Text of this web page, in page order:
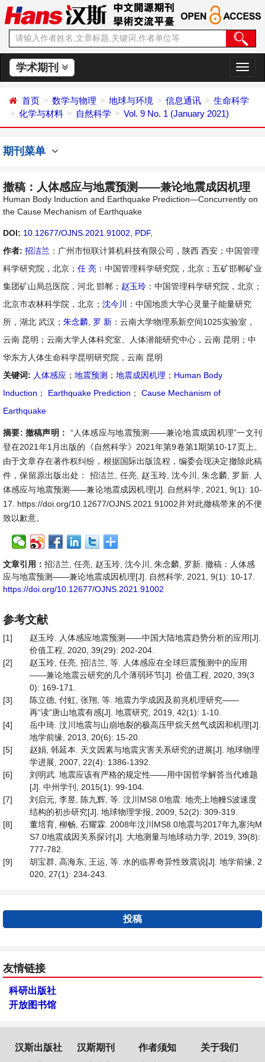
学术期刊
切
换
航
首页 数学与物理 地球与环境 信息通讯
生命科学
化学与材料
自然科学 Vol. 9 No. 1 (January 2021)
期刊菜单
撤稿：人体感应与地震预测——兼论地震成因机理
Human Body Induction and Earthquake Prediction—Concurrently on
the Cause Mechanism of Earthquake
DOI: 10.12677/OJNS.2021.91002 PDF,
作者: 招洁兰 ：广州市恒联计算机科技有限公司，陕西 西安；中国管理
科学研究院，北京； 任 亮 ：中国管理科学研究院，北京；五矿邯郸矿业
集团矿山局总医院，河北 邯郸； 赵玉玲 ：中国管理科学研究院，北京；
北京市农林科学院，北京； 沈今川
：中国地质大学心灵量子能量研究
所，湖北 武汉； 朱念麟 罗 新 ：云南大学物理系新空间1025实验室，
云南 昆明；云南大学人体科究室、人体潜能研究中心，云南 昆明；中
华东方人体生命科学昆明研究院，云南 昆明
关键词: 人体感应 ； 地震预测 ； 地震成因机理 ； Human Body
Induction ； Earthquake Prediction ；
Cause Mechanism of
Earthquake
摘要: 撤稿声明：
“人体感应与地震预测——兼论地震成因机理”一文刊
登在2021年1月出版的《自然科学》2021年第9卷第1期第10-17页上。
由于文章存在著作权纠纷，根据国际出版流程，编委会现决定撤除此稿
件，保留原出版出处： 招洁兰, 任亮, 赵玉玲, 沈今川, 朱念麟, 罗新. 人
体感应与地震预测——兼论地震成因机理[J]. 自然科学, 2021, 9(1): 10-
17. https://doi.org/10.12677/OJNS.2021.91002并对此撤稿带来的不便
致以歉意。
文章引用： 招洁兰, 任亮, 赵玉玲, 沈今川, 朱念麟, 罗新. 撤稿：人体感
应与地震预测——兼论地震成因机理[J]. 自然科学, 2021, 9(1): 10-17.
https://doi.org/10.12677/OJNS.2021.91002
参考文献
[1]
赵玉玲. 人体感应地震预测——中国大陆地震趋势分析的应用[J].
价值工程, 2020, 39(29): 202-204.
[2]
赵玉玲, 任亮, 招洁兰, 等. 人体感应在全球巨震预测中的应用
——兼论地震云研究的几个薄弱环节[J]. 价值工程, 2020, 39(3
0): 169-171.
[3]
陈立德, 付虹, 张翔, 等. 地震力学成因及前兆机理研究——
再“读”唐山地震有感[J]. 地震研究, 2019, 42(1): 1-10.
[4]
岳中琦. 汶川地震与山崩地裂的极高压甲烷天然气成因和机理[J].
地学前缘, 2013, 20(6): 15-20.
[5]
赵娟, 韩延本. 天文因素与地震灾害关系研究的进展[J]. 地球物理
学进展, 2007, 22(4): 1386-1392.
[6]
刘明武. 地震应该有严格的规定性——用中国哲学解答当代难题
[J]. 中州学刊, 2015(1): 99-104.
[7]
刘启元, 李昱, 陈九辉, 等. 汶川MS8.0地震: 地壳上地幔S波速度
结构的初步研究[J]. 地球物理学报, 2009, 52(2): 309-319.
[8]
董培育, 柳畅, 石耀霖. 2008年汶川MS8.0地震与2017年九寨沟M
S7.0地震成因关系探讨[J]. 大地测量与地球动力学, 2019, 39(8):
777-782.
[9]
胡宝群, 高海东, 王运, 等. 水的临界奇异性致震说[J]. 地学前缘, 2
020, 27(1): 234-243.
投稿
友情链接
科研出版社
开放图书馆
汉斯出版社 汉斯期刊 作者须知 关于我们